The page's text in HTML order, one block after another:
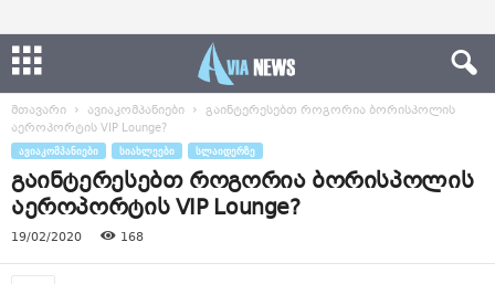
მთავარი ავიაკომპანიები
გაინტერესებთ როგორია ბორისპოლის
აეროპორტის VIP Lounge?
ᲐᲕᲘᲐᲙᲝᲛᲞᲐᲜᲘᲔᲑᲘ ᲡᲘᲐᲮᲚᲔᲔᲑᲘ ᲡᲚᲐᲘᲓᲔᲠᲖᲔ
გაინტერესებთ როგორია ბორისპოლის
აეროპორტის VIP Lounge?
19/02/2020 168